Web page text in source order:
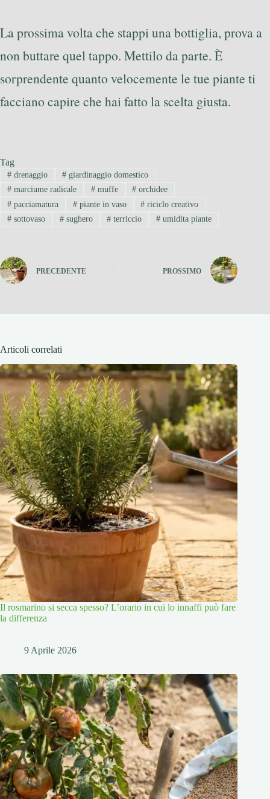
La prossima volta che stappi una bottiglia, prova a
non buttare quel tappo. Mettilo da parte. È
sorprendente quanto velocemente le tue piante ti
facciano capire che hai fatto la scelta giusta.
Tag
#drenaggio #giardinaggio domestico
#marciume radicale #muffe # orchidee
#pacciamatura #piante in vaso # riciclo creativo
#sottovaso #sughero # terriccio # umidita piante
PRECEDENTE PROSSIMO
Articoli correlati
Il rosmarino si secca spesso? L’orario in cui lo innaffi può fare
la differenza
9 Aprile 2026